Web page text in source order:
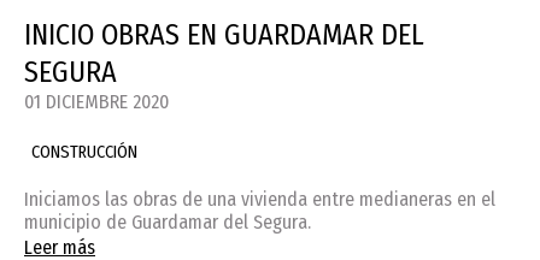
INICIO OBRAS EN GUARDAMAR DEL
SEGURA
01 DICIEMBRE 2020
CONSTRUCCIÓN
Iniciamos las obras de una vivienda entre medianeras en el
municipio de Guardamar del Segura.
Leer más